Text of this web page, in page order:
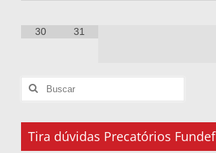
30 31
Tira dúvidas Precatórios Fundef